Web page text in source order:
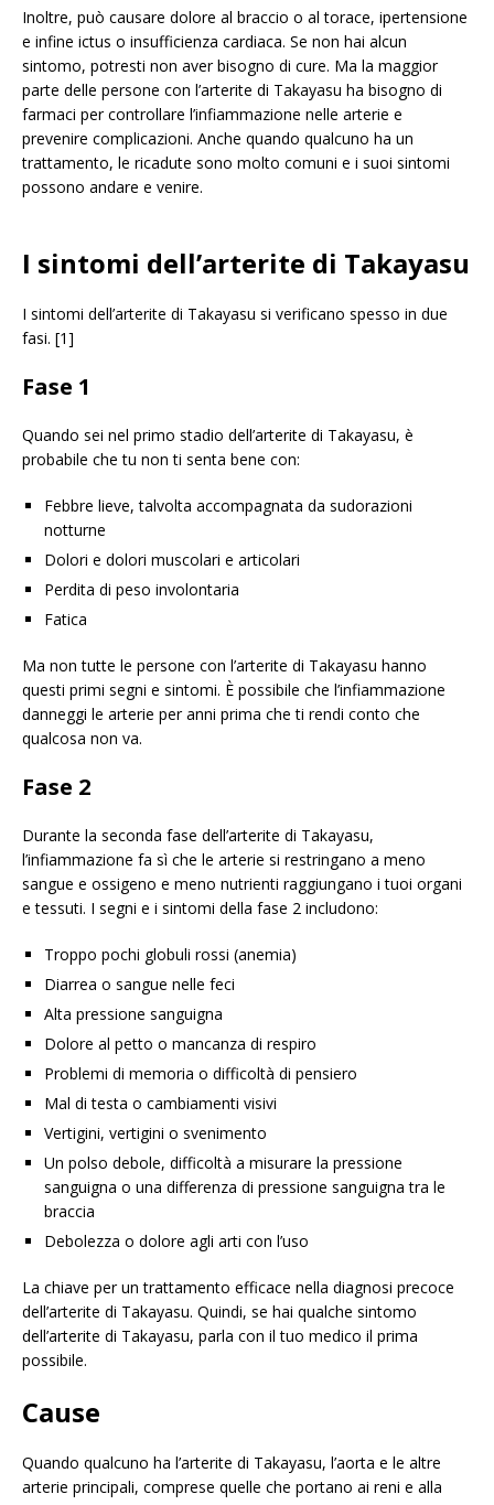
Inoltre, può causare dolore al braccio o al torace, ipertensione
e infine ictus o insufficienza cardiaca. Se non hai alcun
sintomo, potresti non aver bisogno di cure. Ma la maggior
parte delle persone con l’arterite di Takayasu ha bisogno di
farmaci per controllare l’infiammazione nelle arterie e
prevenire complicazioni. Anche quando qualcuno ha un
trattamento, le ricadute sono molto comuni e i suoi sintomi
possono andare e venire.
I sintomi dell’arterite di Takayasu
I sintomi dell’arterite di Takayasu si verificano spesso in due
fasi. [1]
Fase 1
Quando sei nel primo stadio dell’arterite di Takayasu, è
probabile che tu non ti senta bene con:
Febbre lieve, talvolta accompagnata da sudorazioni
notturne
Dolori e dolori muscolari e articolari
Perdita di peso involontaria
Fatica
Ma non tutte le persone con l’arterite di Takayasu hanno
questi primi segni e sintomi. È possibile che l’infiammazione
danneggi le arterie per anni prima che ti rendi conto che
qualcosa non va.
Fase 2
Durante la seconda fase dell’arterite di Takayasu,
l’infiammazione fa sì che le arterie si restringano a meno
sangue e ossigeno e meno nutrienti raggiungano i tuoi organi
e tessuti. I segni e i sintomi della fase 2 includono:
Troppo pochi globuli rossi (anemia)
Diarrea o sangue nelle feci
Alta pressione sanguigna
Dolore al petto o mancanza di respiro
Problemi di memoria o difficoltà di pensiero
Mal di testa o cambiamenti visivi
Vertigini, vertigini o svenimento
Un polso debole, difficoltà a misurare la pressione
sanguigna o una differenza di pressione sanguigna tra le
braccia
Debolezza o dolore agli arti con l’uso
La chiave per un trattamento efficace nella diagnosi precoce
dell’arterite di Takayasu. Quindi, se hai qualche sintomo
dell’arterite di Takayasu, parla con il tuo medico il prima
possibile.
Cause
Quando qualcuno ha l’arterite di Takayasu, l’aorta e le altre
arterie principali, comprese quelle che portano ai reni e alla